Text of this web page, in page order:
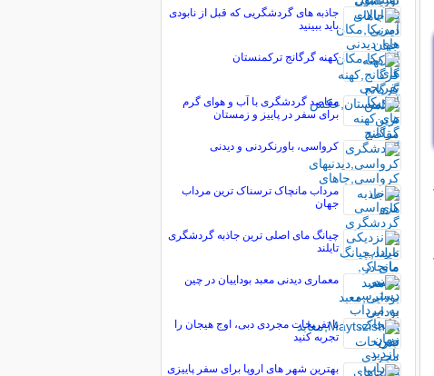
جاذبه های گردشگریی كه قبل از نابودی
باید ببینید
کهنه گرگانج تركمنستان
مقاصد گردشگری با آب و هوای گرم
برای سفر در پاییز و زمستان
کرواسی، باورنکردنی و دیدنی
مرداب مانچاک ترسناک ترین مرداب
جهان
چیانگ مای اصلی ترین جاذبه گردشگری
تایلند
معماری دیدنی معبد بوداییان در چین
با تفریحات مجردی دبی، اوج هیجان را
تجربه کنید
بهترین شهر های اروپا برای سفر پاییزی